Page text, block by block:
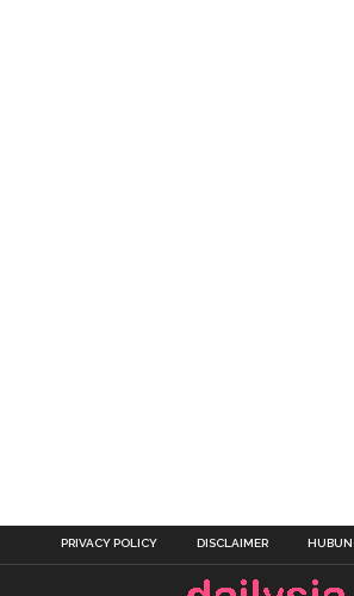
PRIVACY POLICY DISCLAIMER